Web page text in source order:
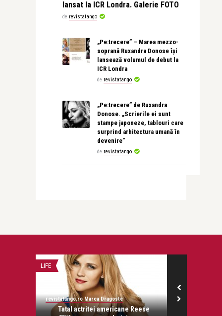
lansat la ICR Londra. Galerie FOTO
de revistatango
„Pe:trecere” – Marea mezzo-
soprană Ruxandra Donose își
lansează volumul de debut la
ICR Londra
de revistatango
„Pe:trecere” de Ruxandra
Donose. „Scrierile ei sunt
stampe japoneze, tablouri care
surprind arhitectura umană în
devenire”
de revistatango
LIFE
revistatango.ro Marea Dragoste
Tatal actritei americane Reese